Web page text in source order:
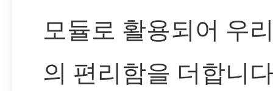
모듈로 활용되어 우
의 편리함을 더합니